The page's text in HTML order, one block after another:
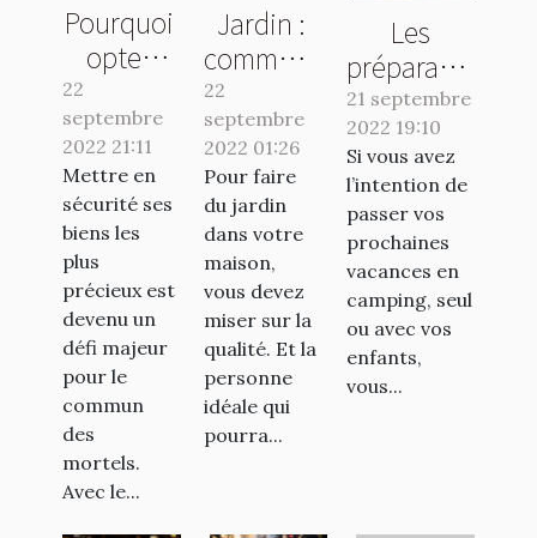
Pourquoi
opter
pour une
banque
en ligne ?
22
septembre
2022 21:11
Mettre en
sécurité ses
biens les
plus
précieux est
devenu un
défi majeur
pour le
commun
des
mortels.
Avec le...
Jardin :
comment
avoir un
travail de
qualité ?
22
septembre
2022 01:26
Pour faire
du jardin
dans votre
maison,
vous devez
miser sur la
qualité. Et la
personne
idéale qui
pourra...
Les
préparatifs
essentiels
pour un
séjour en
camping
réussi
21 septembre
2022 19:10
Si vous avez
l’intention de
passer vos
prochaines
vacances en
camping, seul
ou avec vos
enfants,
vous...